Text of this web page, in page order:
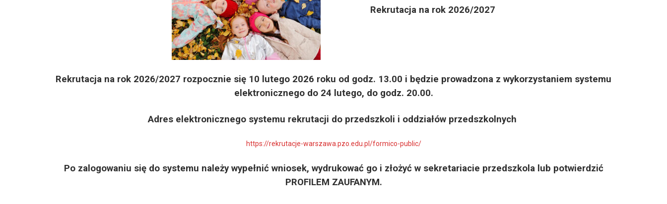
Rekrutacja na rok 2026/2027
Rekrutacja na rok 2026/2027 rozpocznie się 10 lutego 2026 roku od godz. 13.00 i będzie prowadzona z wykorzystaniem systemu
elektronicznego do 24 lutego, do godz. 20.00.
Adres elektronicznego systemu rekrutacji do przedszkoli i oddziałów przedszkolnych
https://rekrutacje-warszawa.pzo.edu.pl/formico-public/
Po zalogowaniu się do systemu należy wypełnić wniosek, wydrukować go i złożyć w sekretariacie przedszkola lub potwierdzić
PROFILEM ZAUFANYM.